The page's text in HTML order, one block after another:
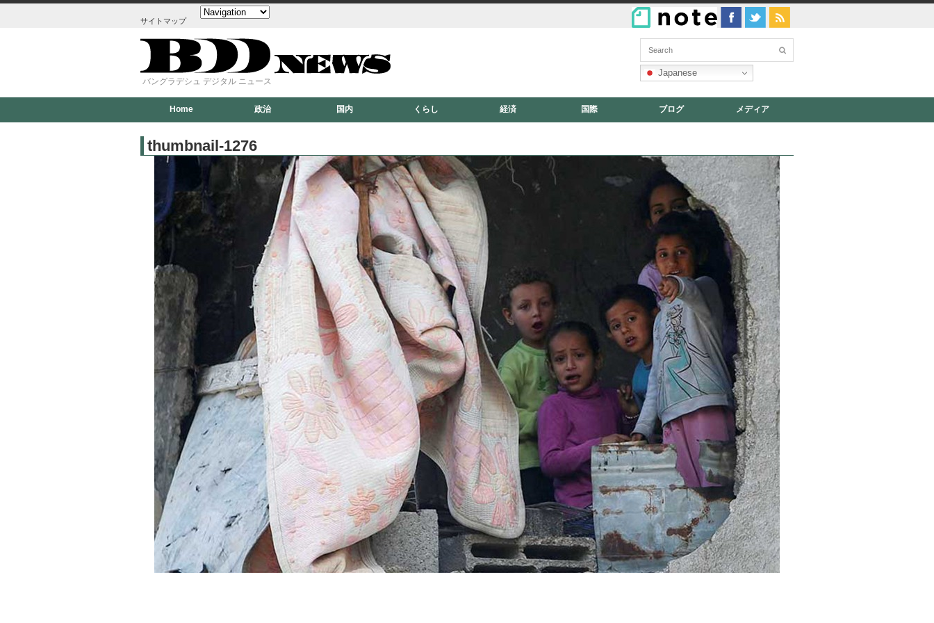
サイトマップ
バングラデシュ デジタル ニュース
Japanese
Home 政治 国内 くらし 経済 国際 ブログ メディア
thumbnail-1276